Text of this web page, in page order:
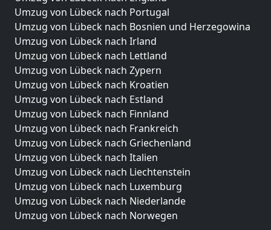
Umzug von Lübeck nach Portugal
Umzug von Lübeck nach Bosnien und Herzegowina
Umzug von Lübeck nach Irland
Umzug von Lübeck nach Lettland
Umzug von Lübeck nach Zypern
Umzug von Lübeck nach Kroatien
Umzug von Lübeck nach Estland
Umzug von Lübeck nach Finnland
Umzug von Lübeck nach Frankreich
Umzug von Lübeck nach Griechenland
Umzug von Lübeck nach Italien
Umzug von Lübeck nach Liechtenstein
Umzug von Lübeck nach Luxemburg
Umzug von Lübeck nach Niederlande
Umzug von Lübeck nach Norwegen